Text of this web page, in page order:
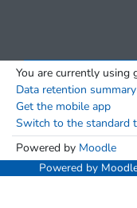
You are currently using
Data retention summary
Get the mobile app
Switch to the standard
Powered by Moodle
Powered by